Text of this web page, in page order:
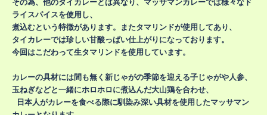
ライスパイスを使用し、
煮込むという特徴があります。またタマリンドが使用してあり、
タイカレーでは珍しい甘酸っぱい仕上がりになっております。
今回はこだわって生タマリンドを使用しています。
カレーの具材には間も無く新じゃがの季節を迎える子じゃがや人参、
玉ねぎなどと一緒にホロホロに煮込んだ大山鶏を合わせ、
日本人がカレーを食べる際に馴染み深い具材を使用したマッサマン